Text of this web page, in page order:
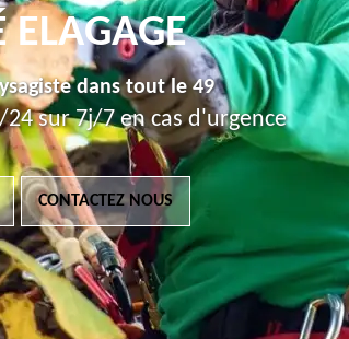
ELAGAGE
dans tout le 49
sur 7j/7 en cas d'urgence
CONTACTEZ NOUS